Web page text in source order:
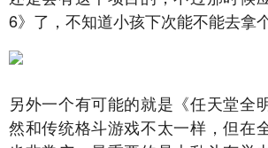
6》了，不知道小孩下次能不能去拿
另外一个有可能的就是《任天堂全
然和传统格斗游戏不太一样，但在